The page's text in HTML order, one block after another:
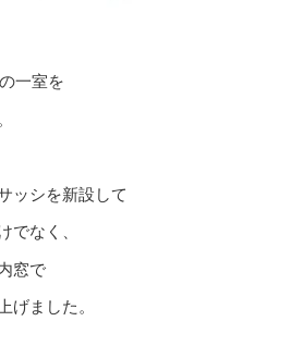
一室を
ッシを新設して
でなく、
窓で
げました。